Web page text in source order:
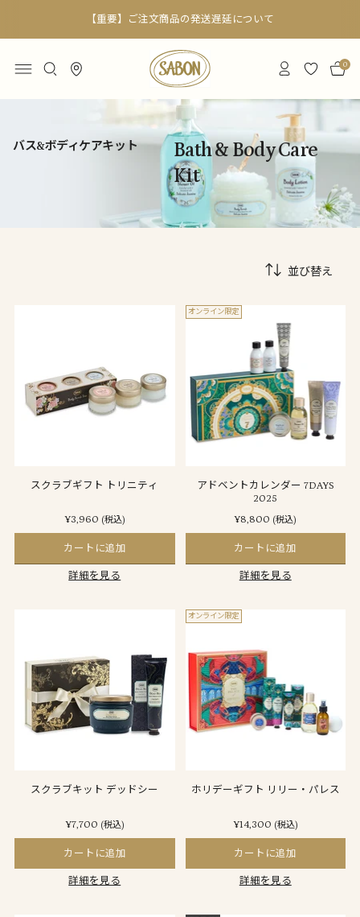
【重要】ご注文商品の発送遅延について
0
バス&ボディケアキット
Bath & Body Care
Kit
並び替え
スクラブギフト トリニティ
¥3,960 (税込)
カートに追加
詳細を見る
オンライン限定
アドベントカレンダー 7DAYS
2025
¥8,800 (税込)
カートに追加
詳細を見る
スクラブキット デッドシー
¥7,700 (税込)
カートに追加
詳細を見る
オンライン限定
ホリデーギフト リリー・パレス
¥14,300 (税込)
カートに追加
詳細を見る